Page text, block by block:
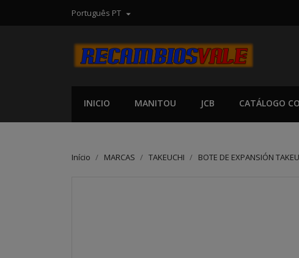
Português PT 
INICIO MANITOU JCB CATÁLOGO
Início MARCAS TAKEUCHI BOTE DE EXPANSIÓN